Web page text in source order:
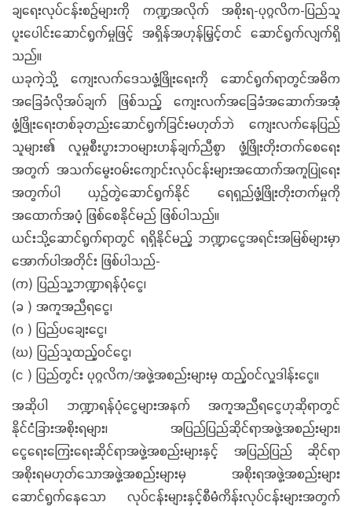
ချရေးလုပ်ငန်းစဉ်များကို ကဏ္ဍအလိုက် အစိုးရ-ပုဂ္ဂလိက-ပြည်သူ
ပူးပေါင်းဆောင်ရွက်မှုဖြင့် အရှိန်အဟုန်မြှင့်တင် ဆောင်ရွက်လျက်ရှိ
သည်။
ယခုကဲ့သို့ ကျေးလက်ဒေသဖွံ့ဖြိုးရေးကို ဆောင်ရွက်ရာတွင်အဓိက
အခြေခံလိုအပ်ချက် ဖြစ်သည့် ကျေးလက်အခြေခံအဆောက်အအုံ
ဖွံ့ဖြိုးရေးတစ်ခုတည်းဆောင်ရွက်ခြင်းမဟုတ်ဘဲ ကျေးလက်နေပြည်
သူများ၏ လူမှုစီးပွားဘဝများဟန်ချက်ညီစွာ ဖွံ့ဖြိုးတိုးတက်စေရေး
အတွက် အသက်မွေးဝမ်းကျောင်းလုပ်ငန်းများအထောက်အကူပြုရေး
အတွက်ပါ ယှဉ်တွဲဆောင်ရွက်နိုင် ရေရှည်ဖွံ့ဖြိုးတိုးတက်မှုကို
အထောက်အပံ့ ဖြစ်စေနိုင်မည် ဖြစ်ပါသည်။
ယင်းသို့ဆောင်ရွက်ရာတွင် ရရှိနိုင်မည့် ဘဏ္ဍာငွေအရင်းအမြစ်များမှာ
အောက်ပါအတိုင်း ဖြစ်ပါသည်-
(က) ပြည်သူ့ဘဏ္ဍာရန်ပုံငွေ၊
(ခ ) အကူအညီရငွေ၊
(ဂ ) ပြည်ပချေးငွေ၊
(ဃ) ပြည်သူထည့်ဝင်ငွေ၊
(င ) ပြည်တွင်း ပုဂ္ဂလိက/အဖွဲ့အစည်းများမှ ထည့်ဝင်လှူဒါန်းငွေ။
အဆိုပါ ဘဏ္ဍာရန်ပုံငွေများအနက် အကူအညီရငွေဟုဆိုရာတွင်
နိုင်ငံခြားအစိုးရများ၊ အပြည်ပြည်ဆိုင်ရာအဖွဲ့အစည်းများ၊
ငွေရေးကြေးရေးဆိုင်ရာအဖွဲ့အစည်းများနှင့် အပြည်ပြည် ဆိုင်ရာ
အစိုးရမဟုတ်သောအဖွဲ့အစည်းများမှ အစိုးရအဖွဲ့အစည်းများ
ဆောင်ရွက်နေသော လုပ်ငန်းများနှင့်စီမံကိန်းလုပ်ငန်းများအတွက်